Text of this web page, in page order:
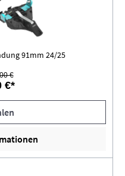
91mm 24/25
€
€*